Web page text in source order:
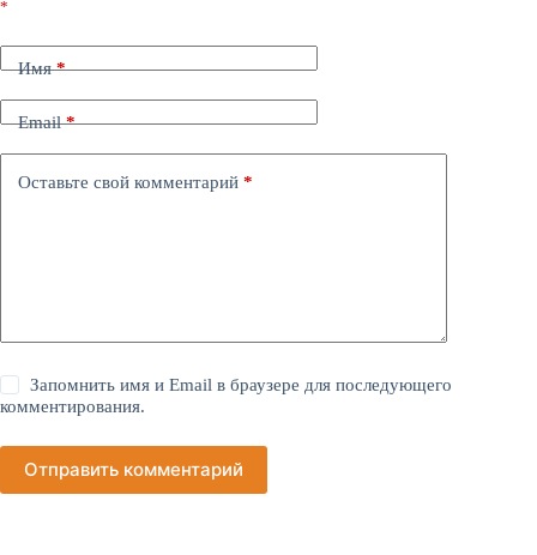
*
Имя*
Email*
Оставьте свой комментарий *
Запомнить имя и Email в браузере для последующего
комментирования.
Отправить комментарий